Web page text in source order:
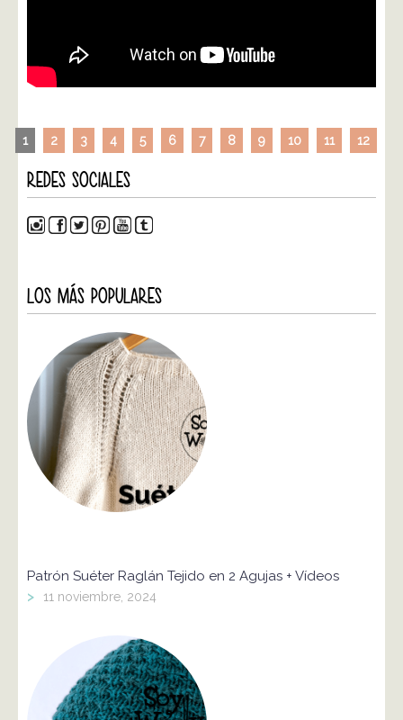
1 2 3 4 5 6 7 8 9 10 11 12
REDES SOCIALES
LOS MÁS POPULARES
Patrón Suéter Raglán Tejido en 2 Agujas + Vídeos
> 11 noviembre, 2024